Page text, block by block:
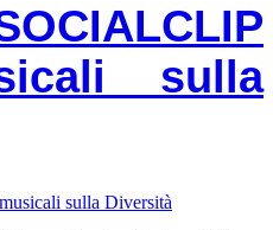
sulla